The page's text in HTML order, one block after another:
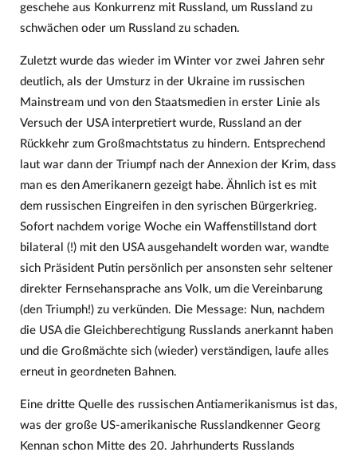
geschehe aus Konkurrenz mit Russland, um Russland zu
schwächen oder um Russland zu schaden.
Zuletzt wurde das wieder im Winter vor zwei Jahren sehr
deutlich, als der Umsturz in der Ukraine im russischen
Mainstream und von den Staatsmedien in erster Linie als
Versuch der USA interpretiert wurde, Russland an der
Rückkehr zum Großmachtstatus zu hindern. Entsprechend
laut war dann der Triumpf nach der Annexion der Krim, dass
man es den Amerikanern gezeigt habe. Ähnlich ist es mit
dem russischen Eingreifen in den syrischen Bürgerkrieg.
Sofort nachdem vorige Woche ein Waffenstillstand dort
bilateral (!) mit den USA ausgehandelt worden war, wandte
sich Präsident Putin persönlich per ansonsten sehr seltener
direkter Fernsehansprache ans Volk, um die Vereinbarung
(den Triumph!) zu verkünden. Die Message: Nun, nachdem
die USA die Gleichberechtigung Russlands anerkannt haben
und die Großmächte sich (wieder) verständigen, laufe alles
erneut in geordneten Bahnen.
Eine dritte Quelle des russischen Antiamerikanismus ist das,
was der große US-amerikanische Russlandkenner Georg
Kennan schon Mitte des 20. Jahrhunderts Russlands